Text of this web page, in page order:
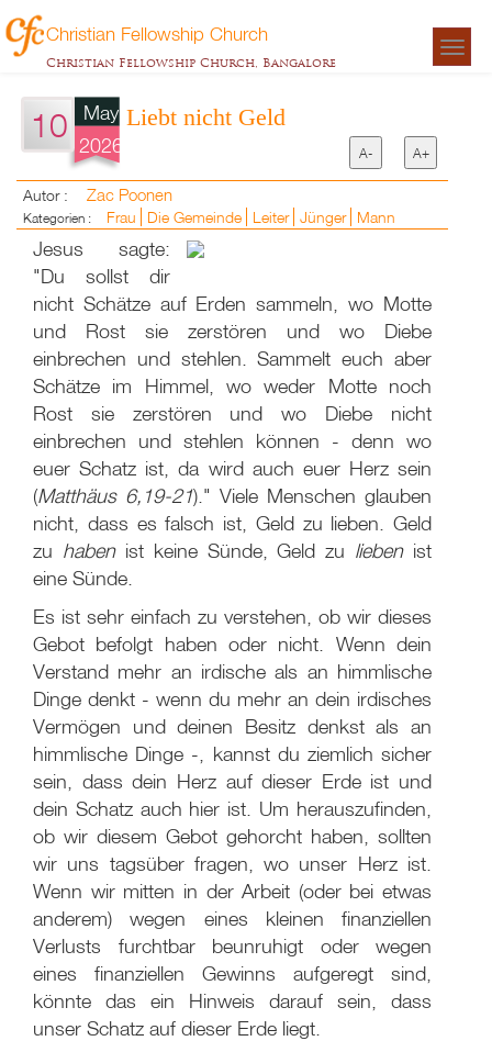
Christian Fellowship Church
Christian Fellowship Church, Bangalore
10
May
2026
Liebt nicht Geld
A- A+
Autor : Zac Poonen
Kategorien : Frau Die Gemeinde Leiter Jünger Mann
Jesus sagte:
"Du sollst dir
nicht Schätze auf Erden sammeln, wo Motte
und Rost sie zerstören und wo Diebe
einbrechen und stehlen. Sammelt euch aber
Schätze im Himmel, wo weder Motte noch
Rost sie zerstören und wo Diebe nicht
einbrechen und stehlen können - denn wo
euer Schatz ist, da wird auch euer Herz sein
(Matthäus 6,19-21)." Viele Menschen glauben
nicht, dass es falsch ist, Geld zu lieben. Geld
zu habenist keine Sünde, Geld zu liebenist
eine Sünde.
Es ist sehr einfach zu verstehen, ob wir dieses
Gebot befolgt haben oder nicht. Wenn dein
Verstand mehr an irdische als an himmlische
Dinge denkt - wenn du mehr an dein irdisches
Vermögen und deinen Besitz denkst als an
himmlische Dinge -, kannst du ziemlich sicher
sein, dass dein Herz auf dieser Erde ist und
dein Schatz auch hier ist. Um herauszufinden,
ob wir diesem Gebot gehorcht haben, sollten
wir uns tagsüber fragen, wo unser Herz ist.
Wenn wir mitten in der Arbeit (oder bei etwas
anderem) wegen eines kleinen finanziellen
Verlusts furchtbar beunruhigt oder wegen
eines finanziellen Gewinns aufgeregt sind,
könnte das ein Hinweis darauf sein, dass
unser Schatz auf dieser Erde liegt.